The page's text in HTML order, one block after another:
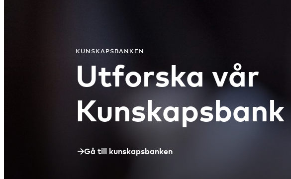
KUNSKAPSBANKEN
Utforska vår
Kunskapsbank
Gå till kunskapsbanken